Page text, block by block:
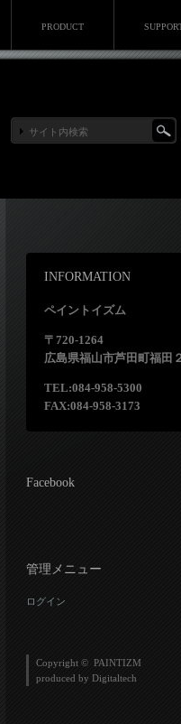
PRODUCT
INFORMATION
ペイントイズム
〒720-1264
広島県福山市芦田町福田
TEL:084-958-5300
FAX:084-958-3173
Facebook
管理メニュー
ログイン
Copyright © PAINTIZM
produced by Digitaltech